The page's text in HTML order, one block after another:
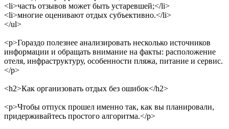
<li>часть отзывов может быть устаревшей;</li>
<li>многие оценивают отдых субъективно.</li>
</ul>
<p>Гораздо полезнее анализировать несколько источников
информации и обращать внимание на факты: расположение
отеля, инфраструктуру, особенности пляжа, питание и сервис.
</p>
<h2>Как организовать отдых без ошибок</h2>
<p>Чтобы отпуск прошел именно так, как вы планировали,
придерживайтесь простого алгоритма.</p>